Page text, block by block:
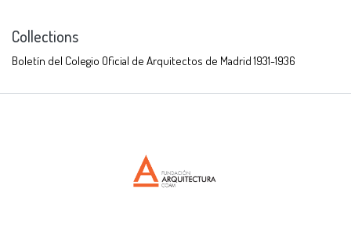
Collections
Boletín del Colegio Oficial de Arquitectos de Madrid 1931-1936